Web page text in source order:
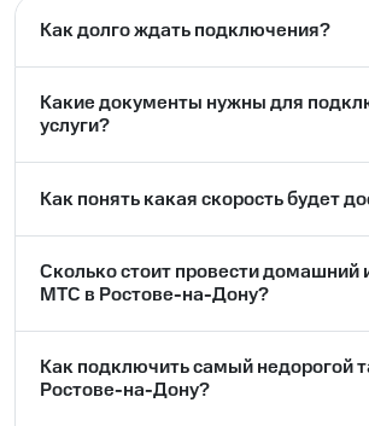
Как долго ждать подключения?
Какие документы нужны для
услуги?
Как понять какая скорость будет
Сколько стоит провести домашний
МТС в Ростове-на-Дону?
Как подключить самый недорогой
Ростове-на-Дону?